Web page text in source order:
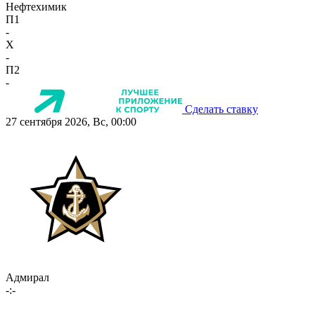
Нефтехимик
П1
-
X
-
П2
-
Сделать ставку
27 сентября 2026, Вс, 00:00
Адмирал
-:-